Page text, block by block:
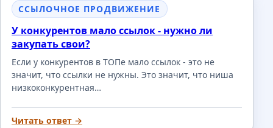
ССЫЛОЧНОЕ ПРОДВИЖЕНИЕ
У конкурентов мало ссылок - нужно ли
закупать свои?
Если у конкурентов в ТОПе мало ссылок - это не
значит, что ссылки не нужны. Это значит, что ниша
низкоконкурентная…
Читать ответ →